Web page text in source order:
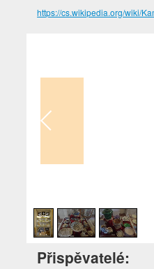
https://cs.wikipedia.org/wiki/
Přispěvatelé: